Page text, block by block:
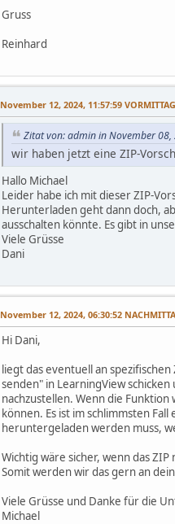
Gruss
Reinhard
November 12, 2024, 11:57:59 VORMITTAG
Zitat von: admin in November 08,
wir haben jetzt eine ZIP-
Hallo Michael
Leider habe ich mit dieser ZIP-
Herunterladen geht dann doch,
ausschalten könnte. Es gibt in
Viele Grüsse
Dani
November 12, 2024, 06:30:52
Hi Dani,
liegt das eventuell an
senden" in LearningView
nachzustellen. Wenn die
können. Es ist im schlimmsten
heruntergeladen werden muss,
Wichtig wäre sicher, wenn das
Somit werden wir das gern an
Viele Grüsse und Danke für die
Michael